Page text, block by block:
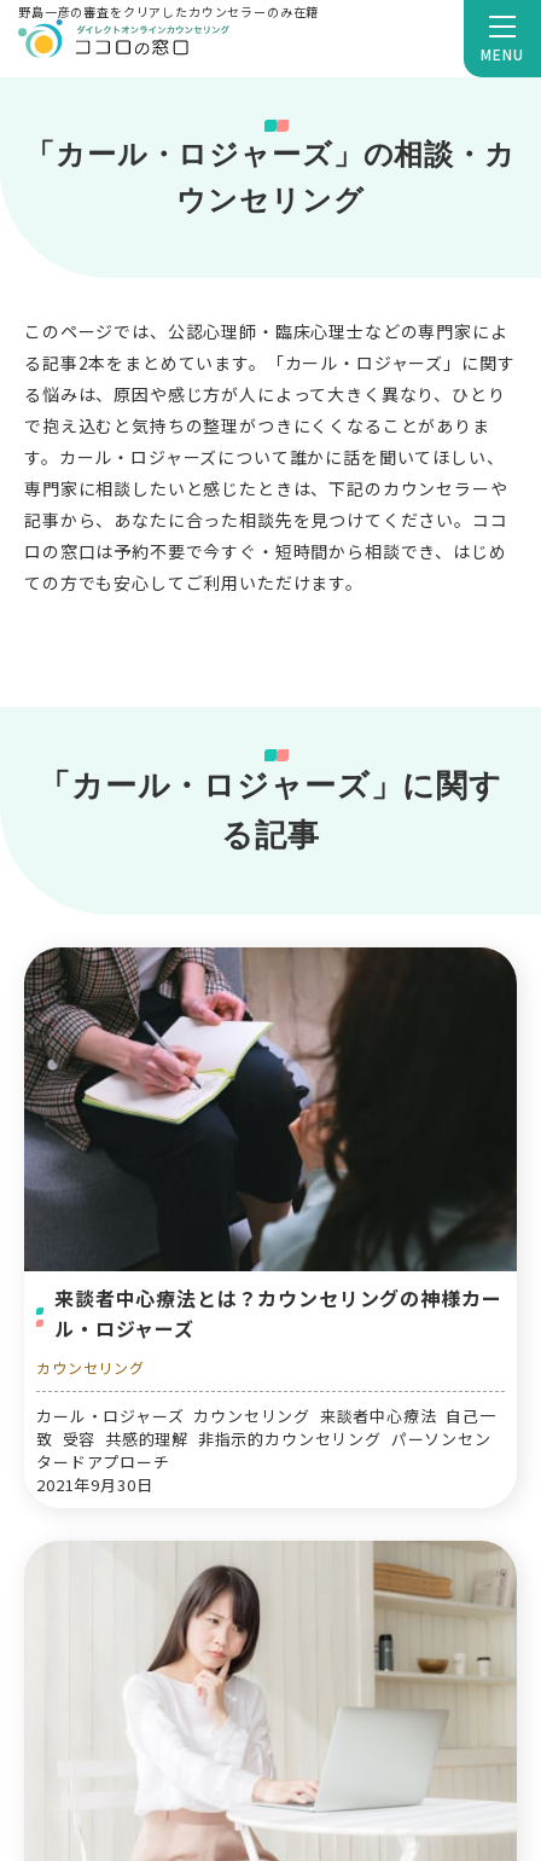
MENU
野島一彦の審査をクリアしたカウンセラーのみ在籍
「カール・ロジャーズ」の相談・カ
ウンセリング
このページでは、公認心理師・臨床心理士などの専門家によ
る記事2本をまとめています。「カール・ロジャーズ」に関す
る悩みは、原因や感じ方が人によって大きく異なり、ひとり
で抱え込むと気持ちの整理がつきにくくなることがありま
す。カール・ロジャーズについて誰かに話を聞いてほしい、
専門家に相談したいと感じたときは、下記のカウンセラーや
記事から、あなたに合った相談先を見つけてください。ココ
ロの窓口は予約不要で今すぐ・短時間から相談でき、はじめ
ての方でも安心してご利用いただけます。
「カール・ロジャーズ」に関す
る記事
来談者中心療法とは？カウンセリングの神様カー
ル・ロジャーズ
カウンセリング
カール・ロジャーズ カウンセリング 来談者中心療法 自己一
致 受容 共感的理解 非指示的カウンセリング パーソンセン
タードアプローチ
2021年9月30日